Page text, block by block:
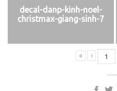
decal-danp-kinh-noel-
christmax-giang-sinh-7
« ‹